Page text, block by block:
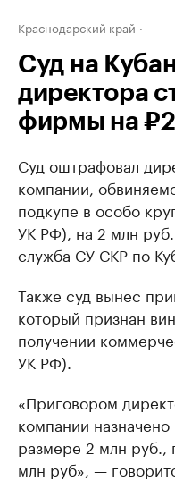
Краснодарский край
Суд на
директора
фирмы на ₽2
Суд оштрафовал
компании,
подкупе в особо
УК РФ), на 2 млн
служба СУ СКР по
Также суд вынес
который признан
получении
УК РФ).
«Приговором
компании
размере 2 млн руб.,
млн руб», —